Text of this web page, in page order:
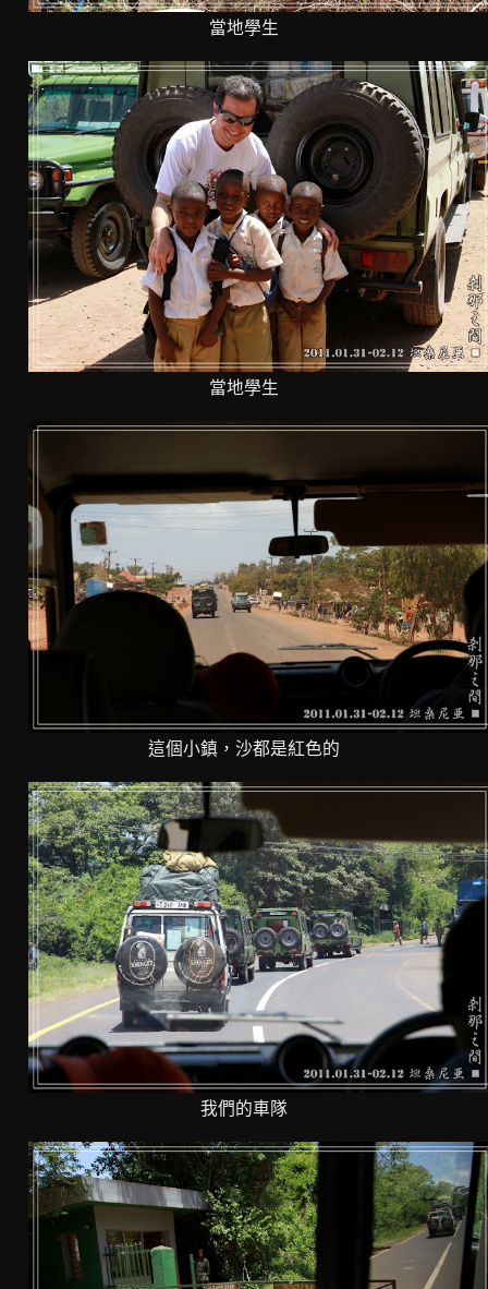
當地學生
當地學生
這個小鎮，沙都是紅色的
我們的車隊